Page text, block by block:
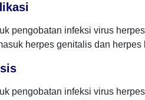
pengobatan infeksi virus
herpes genitalis dan
pengobatan infeksi virus